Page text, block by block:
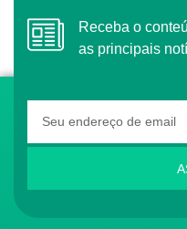
Receba o conteúdo semanal do Conass com
as principais